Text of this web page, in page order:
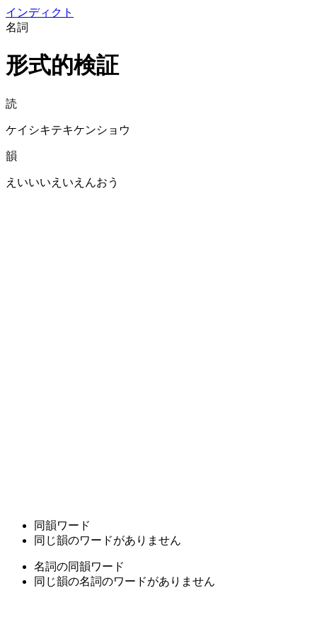
インディクト
名詞
形式的検証
読
ケイシキテキケンショウ
韻
えいいいえいえんおう
同韻ワード
同じ韻のワードがありません
名詞の同韻ワード
同じ韻の名詞のワードがありません